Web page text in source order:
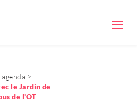
le Jardin de
de l'OT